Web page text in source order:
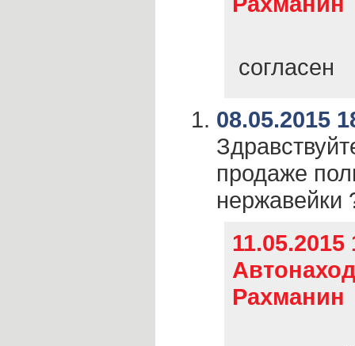
согласен
08.05.2015
продаже
нержавейки
11.05.2015
Рахманин